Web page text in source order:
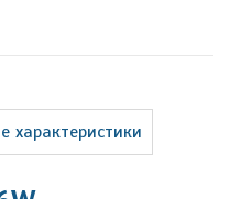
характеристики